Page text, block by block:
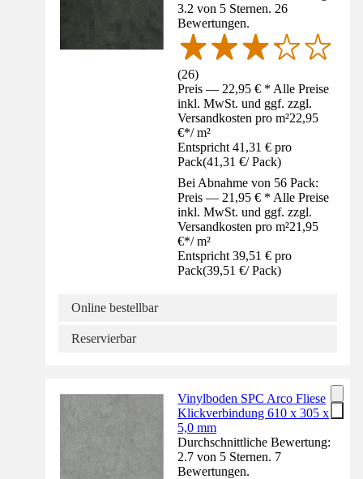
3.2 von 5 Sternen. 26
Bewertungen.
(26)
Preis — 22,95 € * Alle Preise
inkl. MwSt. und ggf. zzgl.
Versandkosten pro m²22,95
€*/ m²
Entspricht 41,31 € pro
Pack(41,31 €/ Pack)
Bei Abnahme von 56 Pack:
Preis — 21,95 € * Alle Preise
inkl. MwSt. und ggf. zzgl.
Versandkosten pro m²21,95
€*/ m²
Entspricht 39,51 € pro
Pack(39,51 €/ Pack)
Online bestellbar
Reservierbar
Vinylboden SPC Arco Fliese
Klickverbindung 610 x 305 x
5,0 mm
Durchschnittliche Bewertung:
2.7 von 5 Sternen. 7
Bewertungen.